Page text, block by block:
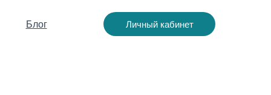
Личный кабинет
Блог